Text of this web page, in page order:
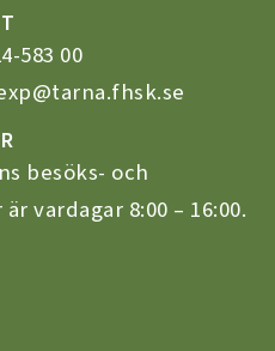
583 00
besöks- och
vardagar 8:00 – 16:00.